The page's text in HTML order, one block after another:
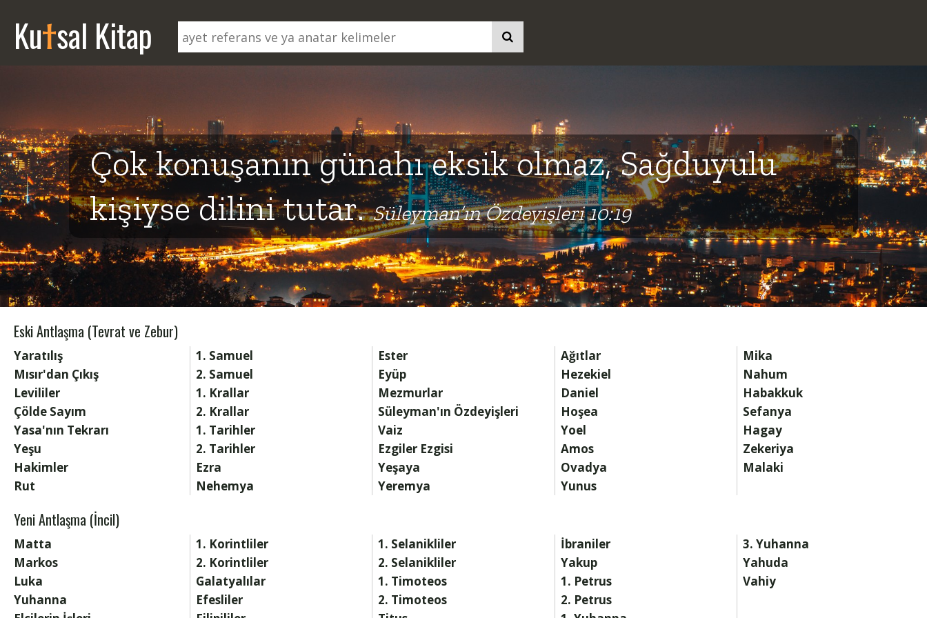
Kutsal Kitap
Çok konuşanın günahı eksik olmaz, Sağduyulu
kişiyse dilini tutar.Süleyman’ın Özdeyişleri 10:19
Eski Antlaşma (Tevrat ve Zebur)
Yaratılış
Mısır'dan Çıkış
Levililer
Çölde Sayım
Yasa'nın Tekrarı
Yeşu
Hakimler
Rut
1. Samuel
2. Samuel
1. Krallar
2. Krallar
1. Tarihler
2. Tarihler
Ezra
Nehemya
Ester
Eyüp
Mezmurlar
Süleyman'ın Özdeyişleri
Vaiz
Ezgiler Ezgisi
Yeşaya
Yeremya
Ağıtlar
Hezekiel
Daniel
Hoşea
Yoel
Amos
Ovadya
Yunus
Mika
Nahum
Habakkuk
Sefanya
Hagay
Zekeriya
Malaki
Yeni Antlaşma (İncil)
Matta
Markos
Luka
Yuhanna
1. Korintliler
2. Korintliler
Galatyalılar
Efesliler
1. Selanikliler
2. Selanikliler
1. Timoteos
2. Timoteos
İbraniler
Yakup
1. Petrus
2. Petrus
3. Yuhanna
Yahuda
Vahiy